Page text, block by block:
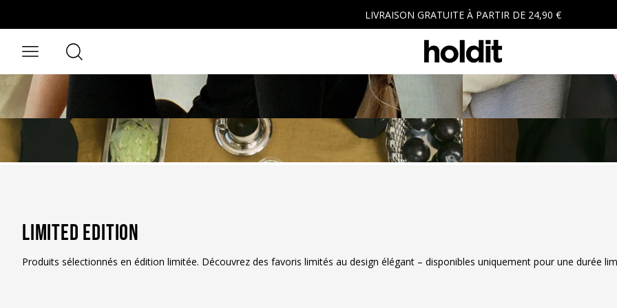
LIVRAISON GRATUITE À PARTIR DE 24,90 €
Ouvrir le menuRechercher
Limited Edition
Produits sélectionnés en édition limitée. Découvrez des favoris limités au design élégant – disponibles uniquement pour une durée